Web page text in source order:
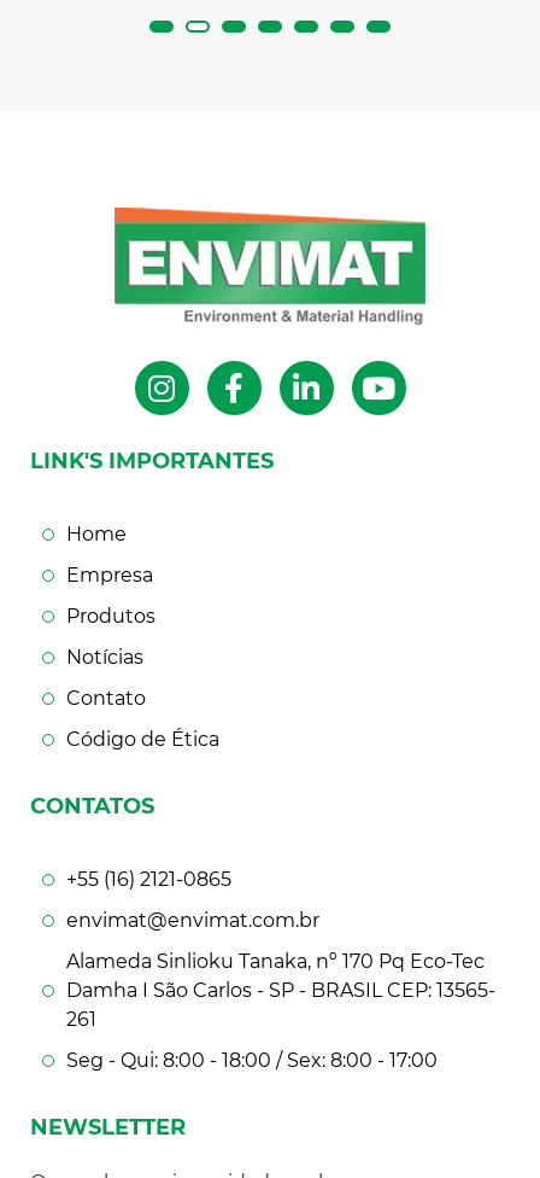
LINK'S IMPORTANTES
Home
Empresa
Produtos
Notícias
Contato
Código de Ética
CONTATOS
+55 (16) 2121-0865
envimat@envimat.com.br
Alameda Sinlioku Tanaka, nº 170 Pq Eco-Tec
Damha I São Carlos - SP - BRASIL CEP: 13565-
261
Seg - Qui: 8:00 - 18:00 / Sex: 8:00 - 17:00
NEWSLETTER